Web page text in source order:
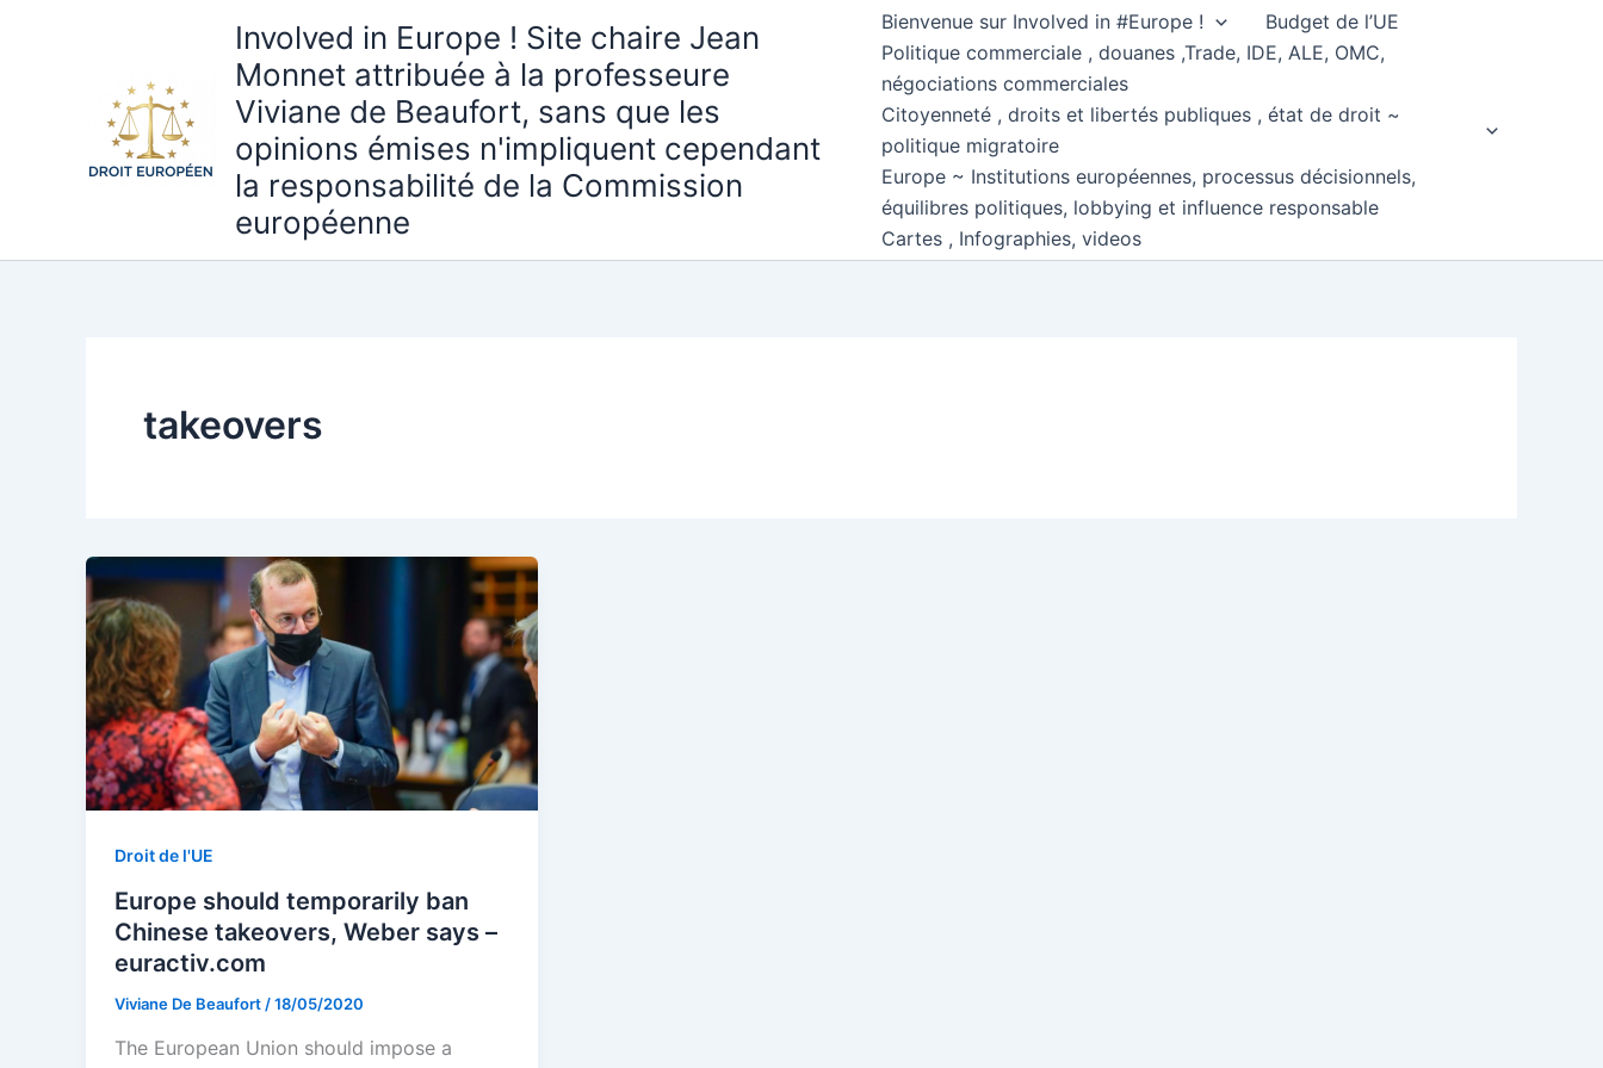
Involved in Europe ! Site chaire Jean
Monnet attribuée à la professeure
Viviane de Beaufort, sans que les
opinions émises n'impliquent cependant
la responsabilité de la Commission
européenne
Bienvenue sur Involved in #Europe !
Budget de l’UE
Politique commerciale , douanes ,Trade, IDE, ALE, OMC,
négociations commerciales
Citoyenneté , droits et libertés publiques , état de droit ~
politique migratoire
Europe ~ Institutions européennes, processus décisionnels,
équilibres politiques, lobbying et influence responsable
Cartes , Infographies, videos
takeovers
Droit de l'UE
Europe should temporarily ban
Chinese takeovers, Weber says –
euractiv.com
Viviane De Beaufort /18/05/2020
The European Union should impose a